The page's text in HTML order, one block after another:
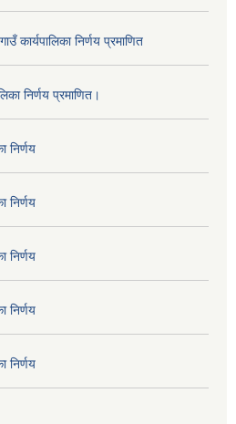
कार्यपालिका निर्णय प्रमाणित
निर्णय प्रमाणित।
निर्णय
निर्णय
निर्णय
निर्णय
निर्णय